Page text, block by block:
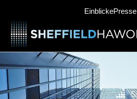
EinblickePresse